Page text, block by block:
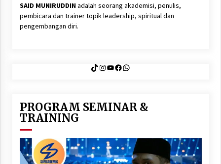
SAID MUNIRUDDINadalah seorang akademisi, penulis,
pembicara dan trainer topik leadership, spiritual dan
pengembangan diri.
TikTok
Instagram
YouTube
Facebook
WhatsApp
PROGRAM SEMINAR &
TRAINING